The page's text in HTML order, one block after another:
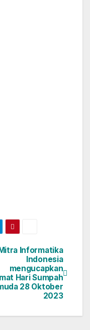
Informatika
Indonesia
mengucapkan
Hari Sumpah
28 Oktober
2023